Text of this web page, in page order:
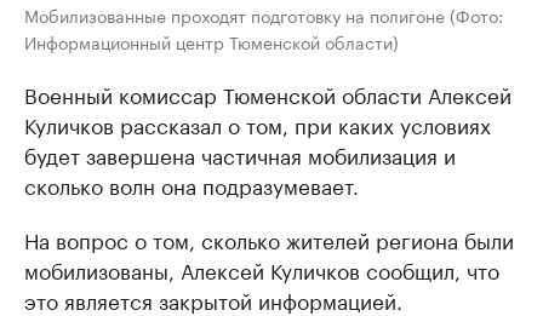
Мобилизованные проходят подготовку на полигоне (Фото:
Информационный центр Тюменской области)
Военный комиссар Тюменской области Алексей
Куличков рассказал о том, при каких условиях
будет завершена частичная мобилизация и
сколько волн она подразумевает.
На вопрос о том, сколько жителей региона были
мобилизованы, Алексей Куличков сообщил, что
это является закрытой информацией.